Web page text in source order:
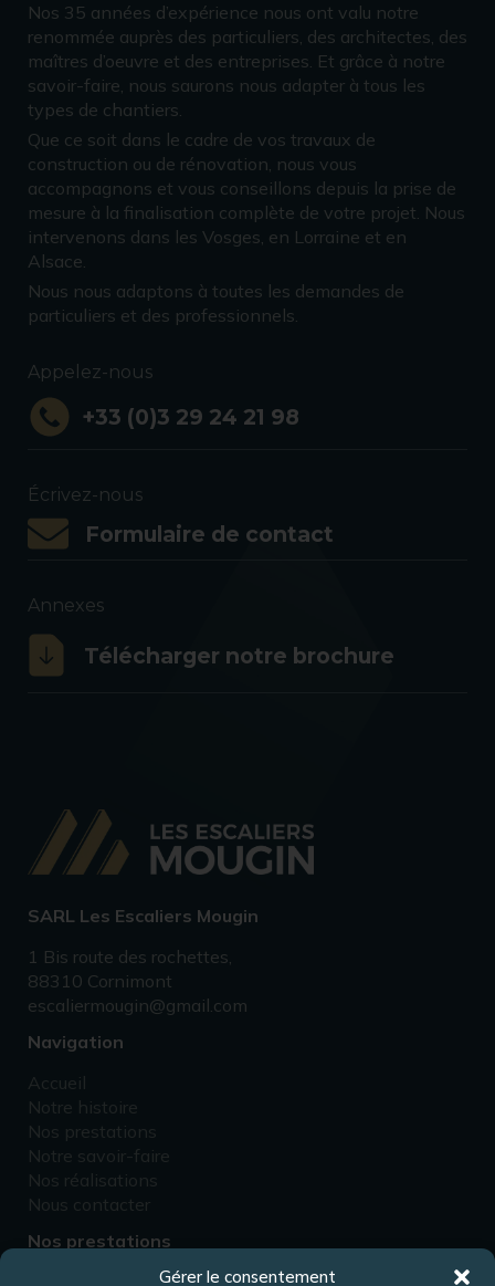
Gérer le consentement
Nos 35 années d’expérience nous ont valu notre
renommée auprès des particuliers, des architectes, des
maîtres d’oeuvre et des entreprises. Et grâce à notre
savoir-faire, nous saurons nous adapter à tous les
types de chantiers.
Que ce soit dans le cadre de vos travaux de
construction ou de rénovation, nous vous
accompagnons et vous conseillons depuis la prise de
mesure à la finalisation complète de votre projet. Nous
intervenons dans les Vosges, en Lorraine et en
Alsace.
Nous nous adaptons à toutes les demandes de
particuliers et des professionnels.
Appelez-nous
+33 (0)3 29 24 21 98
Écrivez-nous
Formulaire de contact
Annexes
Télécharger notre brochure
SARL Les Escaliers Mougin
1 Bis route des rochettes,
88310 Cornimont
escaliermougin@gmail.com
Navigation
Accueil
Notre histoire
Nos prestations
Notre savoir-faire
Nos réalisations
Nous contacter
Nos prestations
Fabricant d’escaliers